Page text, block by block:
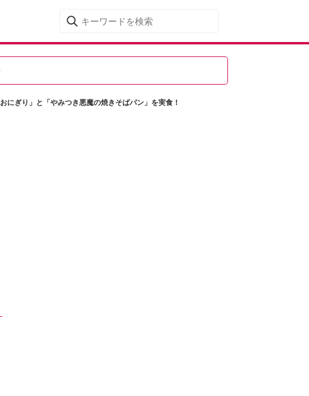
にぎり」と「やみつき悪魔の焼きそばパン」を実食！